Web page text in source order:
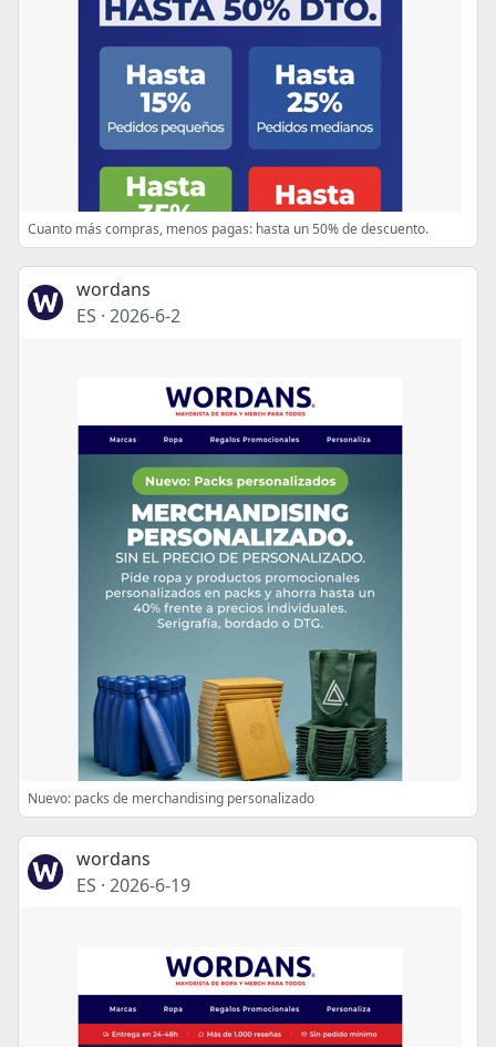
Cuanto más compras, menos pagas: hasta un 50% de descuento.
wordans
ES · 2026-6-2
Nuevo: packs de merchandising personalizado
wordans
ES · 2026-6-19